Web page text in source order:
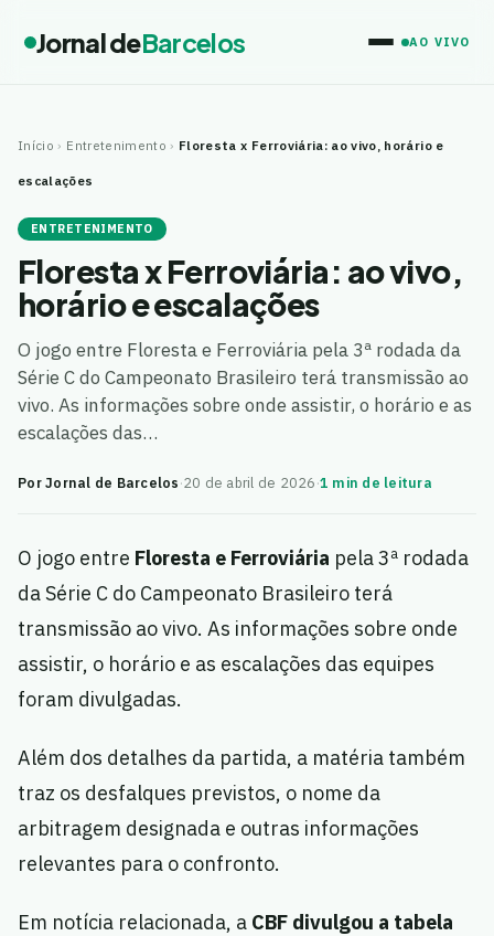
Jornal deBarcelos AO VIVO
Início › Entretenimento › Floresta x Ferroviária: ao vivo, horário e
escalações
ENTRETENIMENTO
Floresta x Ferroviária: ao vivo,
horário e escalações
O jogo entre Floresta e Ferroviária pela 3ª rodada da
Série C do Campeonato Brasileiro terá transmissão ao
vivo. As informações sobre onde assistir, o horário e as
escalações das…
Por Jornal de Barcelos·20 de abril de 2026·1 min de leitura
O jogo entre Floresta e Ferroviária pela 3ª rodada
da Série C do Campeonato Brasileiro terá
transmissão ao vivo. As informações sobre onde
assistir, o horário e as escalações das equipes
foram divulgadas.
Além dos detalhes da partida, a matéria também
traz os desfalques previstos, o nome da
arbitragem designada e outras informações
relevantes para o confronto.
Em notícia relacionada, a CBF divulgou a tabela